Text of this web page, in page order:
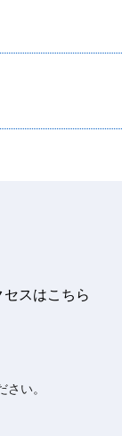
セスはこちら
い。